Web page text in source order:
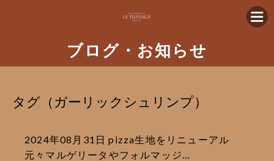
ブログ・お知らせ
タグ（ガーリックシュリンプ）
2024年08月31日 pizza生地をリニューアル
元々マルゲリータやフォルマッジ…